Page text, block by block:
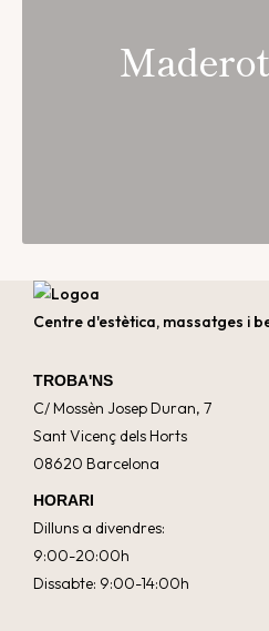
Centre d'estètica, massatges i
TROBA'NS
C/ Mossèn Josep Duran, 7
Sant Vicenç dels Horts
08620 Barcelona
HORARI
Dilluns a divendres:
9:00-20:00h
Dissabte: 9:00-14:00h